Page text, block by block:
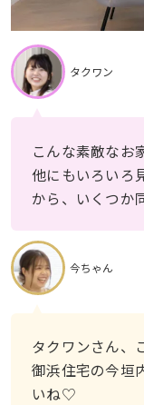
タクワン
こんな素敵なお
他にもいろいろ
から、いくつか
今ちゃん
タクワンさん、
御浜住宅の今垣
いね♡